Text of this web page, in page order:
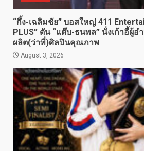
“กึ้ง-เฉลิมชัย” บอสใหญ่ 411
PLUS” ดัน “แต๊บ-ธนพล” นั่งเก้าอี้ผู้อ
ผลิต(ว่าที่)ศิลปินคุณภาพ
August 3, 2026